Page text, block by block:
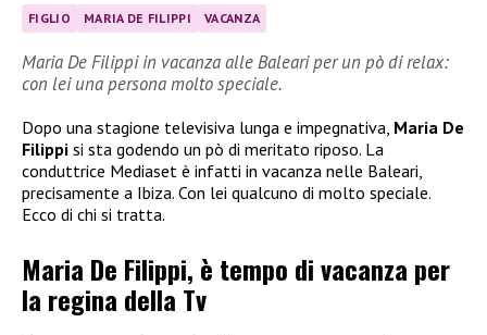
FIGLIO MARIA DE FILIPPI VACANZA
Maria De Filippi in vacanza alle Baleari per un pò di relax:
con lei una persona molto speciale.
Dopo una stagione televisiva lunga e impegnativa, Maria De
Filippi si sta godendo un pò di meritato riposo. La
conduttrice Mediaset è infatti in vacanza nelle Baleari,
precisamente a Ibiza. Con lei qualcuno di molto speciale.
Ecco di chi si tratta.
Maria De Filippi, è tempo di vacanza per
la regina della Tv